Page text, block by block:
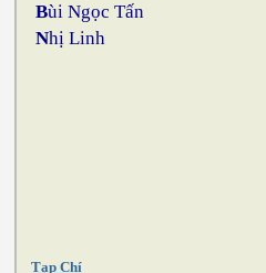
Bùi Ngọc Tấn
Nhị Linh
Tạp Chí